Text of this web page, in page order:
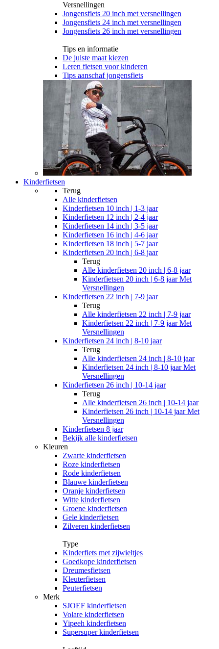
Versnellingen
Jongensfiets 20 inch met versnellingen
Jongensfiets 24 inch met versnellingen
Jongensfiets 26 inch met versnellingen
Tips en informatie
De juiste maat kiezen
Leren fietsen voor kinderen
Tips aanschaf jongensfiets
Kinderfietsen
Terug
Alle kinderfietsen
Kinderfietsen 10 inch | 1-3 jaar
Kinderfietsen 12 inch | 2-4 jaar
Kinderfietsen 14 inch | 3-5 jaar
Kinderfietsen 16 inch | 4-6 jaar
Kinderfietsen 18 inch | 5-7 jaar
Kinderfietsen 20 inch | 6-8 jaar
Terug
Alle kinderfietsen 20 inch | 6-8 jaar
Kinderfietsen 20 inch | 6-8 jaar Met
Versnellingen
Kinderfietsen 22 inch | 7-9 jaar
Terug
Alle kinderfietsen 22 inch | 7-9 jaar
Kinderfietsen 22 inch | 7-9 jaar Met
Versnellingen
Kinderfietsen 24 inch | 8-10 jaar
Terug
Alle kinderfietsen 24 inch | 8-10 jaar
Kinderfietsen 24 inch | 8-10 jaar Met
Versnellingen
Kinderfietsen 26 inch | 10-14 jaar
Terug
Alle kinderfietsen 26 inch | 10-14 jaar
Kinderfietsen 26 inch | 10-14 jaar Met
Versnellingen
Kinderfietsen 8 jaar
Bekijk alle kinderfietsen
Kleuren
Zwarte kinderfietsen
Roze kinderfietsen
Rode kinderfietsen
Blauwe kinderfietsen
Oranje kinderfietsen
Witte kinderfietsen
Groene kinderfietsen
Gele kinderfietsen
Zilveren kinderfietsen
Type
Kinderfiets met zijwieltjes
Goedkope kinderfietsen
Dreumesfietsen
Kleuterfietsen
Peuterfietsen
Merk
SJOEF kinderfietsen
Volare kinderfietsen
Yipeeh kinderfietsen
Supersuper kinderfietsen